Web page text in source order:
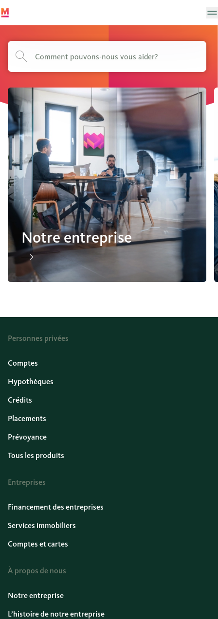
Notre entreprise
Notre entreprise
Personnes privées
Comptes
Hypothèques
Crédits
Placements
Prévoyance
Tous les produits
Entreprises
Financement des entreprises
Services immobiliers
Comptes et cartes
À propos de nous
Notre entreprise
L’histoire de notre entreprise